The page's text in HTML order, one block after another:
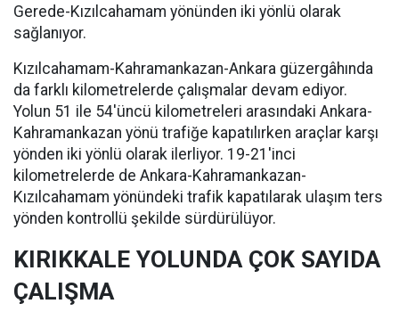
Gerede-Kızılcahamam yönünden iki yönlü olarak
sağlanıyor.
Kızılcahamam-Kahramankazan-Ankara güzergâhında
da farklı kilometrelerde çalışmalar devam ediyor.
Yolun 51 ile 54'üncü kilometreleri arasındaki Ankara-
Kahramankazan yönü trafiğe kapatılırken araçlar karşı
yönden iki yönlü olarak ilerliyor. 19-21'inci
kilometrelerde de Ankara-Kahramankazan-
Kızılcahamam yönündeki trafik kapatılarak ulaşım ters
yönden kontrollü şekilde sürdürülüyor.
KIRIKKALE YOLUNDA ÇOK SAYIDA
ÇALIŞMA